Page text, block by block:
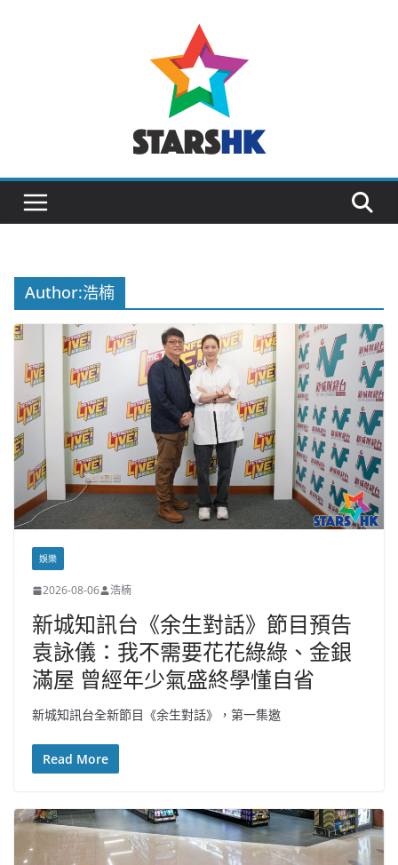
Author:浩楠
娛樂
2026-08-06 浩楠
新城知訊台《余生對話》節目預告
袁詠儀：我不需要花花綠綠、金銀
滿屋 曾經年少氣盛終學懂自省
新城知訊台全新節目《余生對話》，第一集邀
Read More